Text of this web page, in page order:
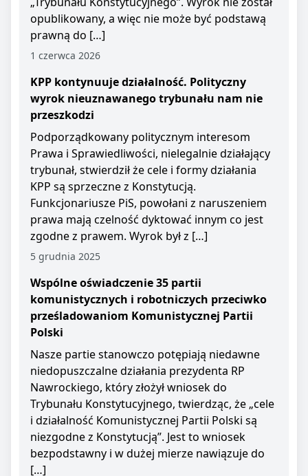
opublikowany, a więc nie może być podstawą
prawną do […]
1 czerwca 2026
KPP kontynuuje działalność. Polityczny
wyrok nieuznawanego trybunału nam nie
przeszkodzi
Podporządkowany politycznym interesom
Prawa i Sprawiedliwości, nielegalnie działający
trybunał, stwierdził że cele i formy działania
KPP są sprzeczne z Konstytucją.
Funkcjonariusze PiS, powołani z naruszeniem
prawa mają czelność dyktować innym co jest
zgodne z prawem. Wyrok był z […]
5 grudnia 2025
Wspólne oświadczenie 35 partii
komunistycznych i robotniczych przeciwko
prześladowaniom Komunistycznej Partii
Polski
Nasze partie stanowczo potępiają niedawne
niedopuszczalne działania prezydenta RP
Nawrockiego, który złożył wniosek do
Trybunału Konstytucyjnego, twierdząc, że „cele
i działalność Komunistycznej Partii Polski są
niezgodne z Konstytucją”. Jest to wniosek
bezpodstawny i w dużej mierze nawiązuje do
[…]